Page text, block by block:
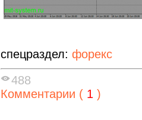
спецраздел: форекс
488
Комментарии ( 1 )